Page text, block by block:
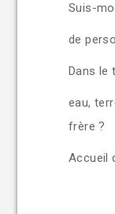
Suis-
de
Dans le
eau,
frère ?
Accueil